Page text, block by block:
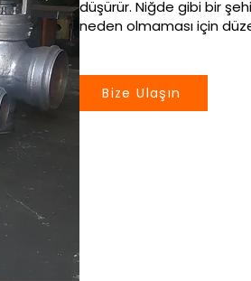
düşürür. Niğde gibi bir
neden olmaması için
Bize Ulaşın